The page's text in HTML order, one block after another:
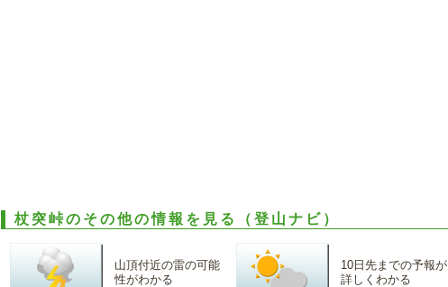
杖突峠のその他の情報を見る（登山ナビ）
山頂付近の雷の可能
性がわかる
10日先までの予報が
詳しくわかる